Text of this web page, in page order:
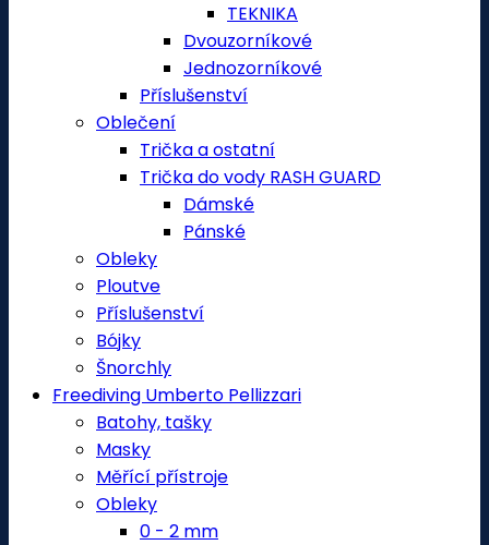
TEKNIKA
Dvouzorníkové
Jednozorníkové
Příslušenství
Oblečení
Trička a ostatní
Trička do vody RASH GUARD
Dámské
Pánské
Obleky
Ploutve
Příslušenství
Bójky
Šnorchly
Freediving Umberto Pellizzari
Batohy, tašky
Masky
Měřící přístroje
Obleky
0 - 2 mm